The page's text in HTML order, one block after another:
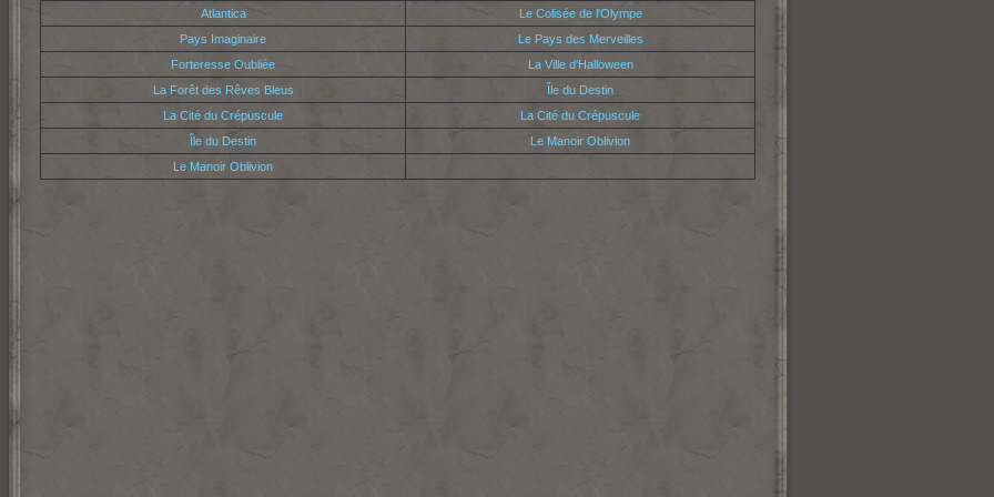
Atlantica
Le Colisée de l'Olympe
Pays Imaginaire
Le Pays des Merveilles
Forteresse Oubliée
La Ville d'Halloween
La Forêt des Rêves Bleus
Île du Destin
La Cité du Crépuscule
La Cité du Crépuscule
Île du Destin
Le Manoir Oblivion
Le Manoir Oblivion